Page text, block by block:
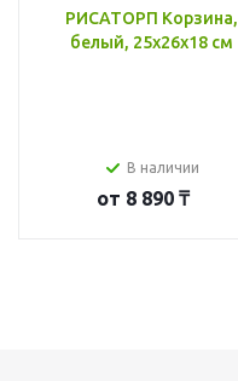
РИСАТОРП Корзина,
белый, 25x26x18 см
В наличии
от 8 890 ₸